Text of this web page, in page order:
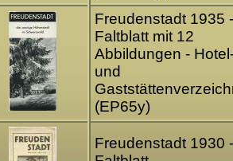
Freudenstadt 1935 -
Faltblatt mit 12
Abbildungen -
und
(EP65y)
Freudenstadt 1930 -